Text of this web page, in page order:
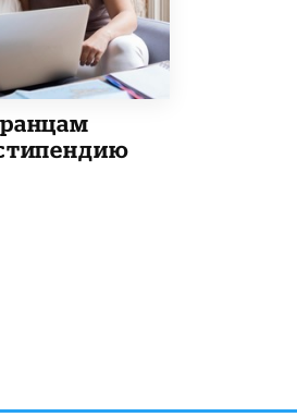
запустить
кешбэк» для
и ОГЭ